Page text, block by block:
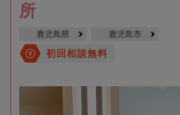
所
鹿児島県 鹿児島市
初回相談無料